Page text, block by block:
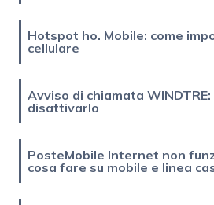
Hotspot ho. Mobile: come
cellulare
Avviso di chiamata WINDTRE:
disattivarlo
PosteMobile Internet non
cosa fare su mobile e linea